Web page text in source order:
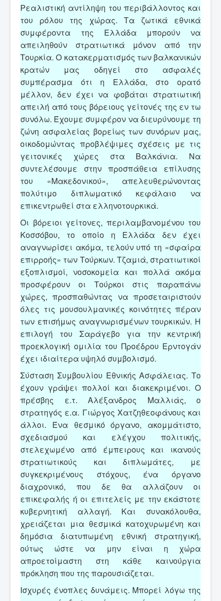
Ρεαλιστική αντίληψη του περιβάλλοντος και
του ρόλου της χώρας. Τα ζωτικά εθνικά
συμφέροντα της Ελλάδα μπορούν να
απειληθούν στρατιωτικά μόνον από την
Τουρκία. Ο κατακερματισμός των βαλκανικών
κρατών μας οδηγεί στο ασφαλές
συμπέρασμα ότι η Ελλάδα, στο ορατό
μέλλον, δεν έχει να φοβάται στρατιωτική
απειλή από τους βόρειους γείτονές της εν τω
συνόλω. Έχουμε συμφέρον να διευρύνουμε τη
ζώνη ασφαλείας βορείως των συνόρων μας,
οικοδομώντας προβλέψιμες σχέσεις με τις
γειτονικές χώρες στα Βαλκάνια. Να
συντελέσουμε στην προσπάθεια επίλυσης
του «Μακεδονικού», απελευθερώνοντας
πολύτιμο διπλωματικό κεφάλαιο να
επικεντρωθεί στα ελληνοτουρκικά.
Οι βόρειοι γείτονες, περιλαμβανομένου του
Κοσσόβου, το οποίο η Ελλάδα δεν έχει
αναγνωρίσει ακόμα, τελούν υπό τη «σφαίρα
επιρροής» των Τούρκων. Τζαμιά, στρατιωτικοί
εξοπλισμοί, νοσοκομεία και πολλά ακόμα
προσφέρουν οι Τούρκοι στις παραπάνω
χώρες, προσπαθώντας να προσεταιριστούν
όλες τις μουσουλμανικές κοινότητες πέραν
των επισήμως αναγνωρισμένων τουρκικών. Η
επιλογή του Σαράγεβο για την κεντρική
προεκλογική ομιλία του Προέδρου Ερντογάν
έχει ιδιαίτερα υψηλό συμβολισμό.
Σύσταση Συμβουλίου Εθνικής Ασφάλειας. Το
έχουν γράψει πολλοί και διακεκριμένοι. Ο
πρέσβης ε.τ. Αλέξανδρος Μαλλιάς, ο
στρατηγός ε.α. Γιώργος Χατζηθεοφάνους και
άλλοι. Ένα θεσμικό όργανο, ακομμάτιστο,
σχεδιασμού και ελέγχου πολιτικής,
στελεχωμένο από έμπειρους και ικανούς
στρατιωτικούς και διπλωμάτες, με
συγκεκριμένους στόχους, ένα όργανο
διαχρονικό, που δε θα αλλάζουν οι
επικεφαλής ή οι επιτελείς με την εκάστοτε
κυβερνητική αλλαγή. Και συνακόλουθα,
χρειάζεται μια θεσμικά κατοχυρωμένη και
δημόσια διατυπωμένη εθνική στρατηγική,
ούτως ώστε να μην είναι η χώρα
απροετοίμαστη στη κάθε καινούργια
πρόκληση που της παρουσιάζεται.
Ισχυρές ένοπλες δυνάμεις. Μπορεί λόγω της